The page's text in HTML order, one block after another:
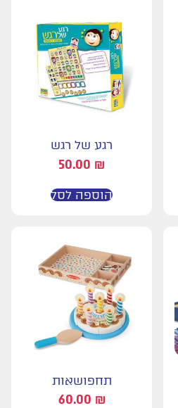
רגע של רגש
50.00 ₪
הוספה לסל
תחפושאות
60.00 ₪